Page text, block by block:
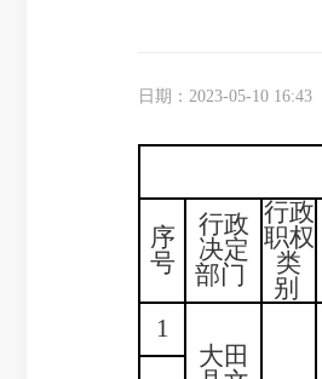
日期：2023-05-10 16:43
序
号
行政
决定
部门
行政
职权
类
别
1
大田